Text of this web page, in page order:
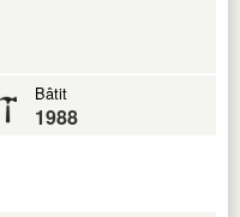
Bâtit
1988